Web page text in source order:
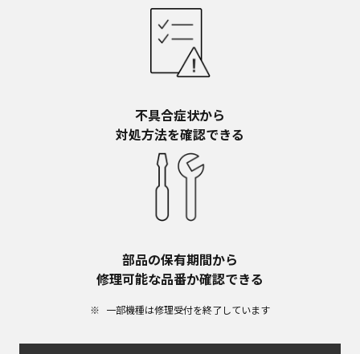
不具合症状から​
対処方法を確認できる
部品の保有期間から​
修理可能な品番か確認できる
一部機種は修理受付を終了しています​